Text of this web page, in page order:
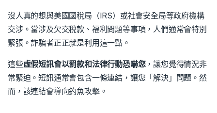
沒人真的想與美國國稅局（IRS）或社會安全局等政府機構
交涉。當涉及欠交稅款、福利問題等事項，人們通常會特別
緊張。詐騙者正正就是利用這一點。
這些虛假短訊會以罰款和法律行動恐嚇您，讓您覺得情況非
常緊迫。短訊通常會包含一條連結，讓您「解決」問題。然
而，該連結會導向釣魚攻擊。